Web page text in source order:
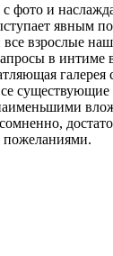
фото и
явным
взрослые
в
пожеланиями.